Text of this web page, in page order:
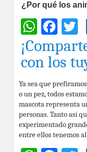
¿Por qué los
con los
Ya sea que
o un pez, todos
mascota representa
personas. Tanto así
experimentado
entre ellos tenemos